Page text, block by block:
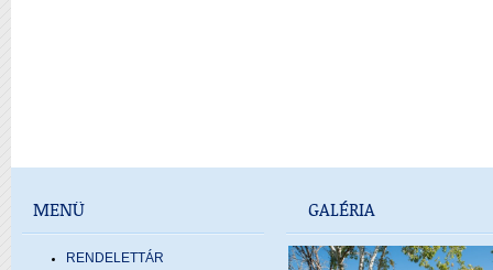
MENÜ
RENDELETTÁR
GALÉRIA